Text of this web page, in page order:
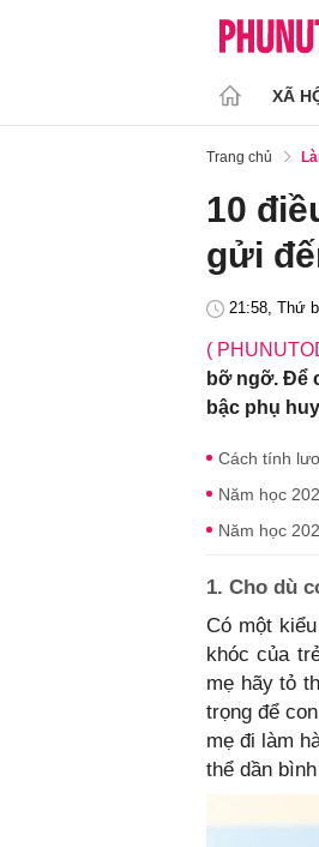
XÃ
Trang chủ
10
gửi
21:58, Thứ
(
bỡ ngỡ. Để
bậc phụ
Cách tính
Năm học
Năm học
1. Cho dù
Có một
khóc của
mẹ hãy tỏ
trọng để
mẹ đi làm
thể dần